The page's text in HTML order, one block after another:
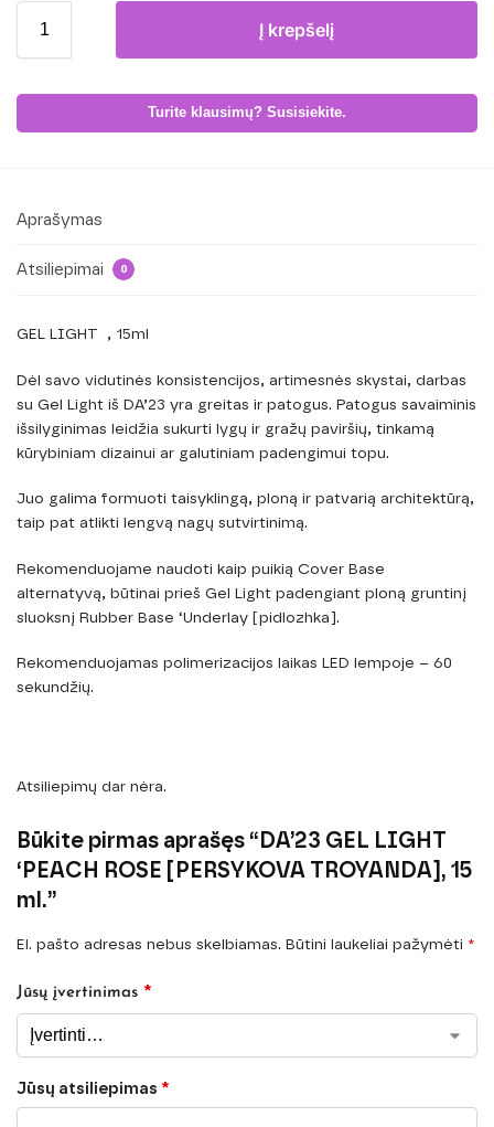
Į krepšelį
Turite klausimų? Susisiekite.
Aprašymas
Atsiliepimai 0
GEL LIGHT , 15ml
Dėl savo vidutinės konsistencijos, artimesnės skystai, darbas
su Gel Light iš DA’23 yra greitas ir patogus. Patogus savaiminis
išsilyginimas leidžia sukurti lygų ir gražų paviršių, tinkamą
kūrybiniam dizainui ar galutiniam padengimui topu.
Juo galima formuoti taisyklingą, ploną ir patvarią architektūrą,
taip pat atlikti lengvą nagų sutvirtinimą.
Rekomenduojame naudoti kaip puikią Cover Base
alternatyvą, būtinai prieš Gel Light padengiant ploną gruntinį
sluoksnį Rubber Base ‘Underlay [pidlozhka].
Rekomenduojamas polimerizacijos laikas LED lempoje – 60
sekundžių.
Atsiliepimų dar nėra.
Būkite pirmas aprašęs “DA’23 GEL LIGHT
‘PEACH ROSE [PERSYKOVA TROYANDA], 15
ml.”
El. pašto adresas nebus skelbiamas. Būtini laukeliai pažymėti *
Jūsų įvertinimas *
Jūsų atsiliepimas *